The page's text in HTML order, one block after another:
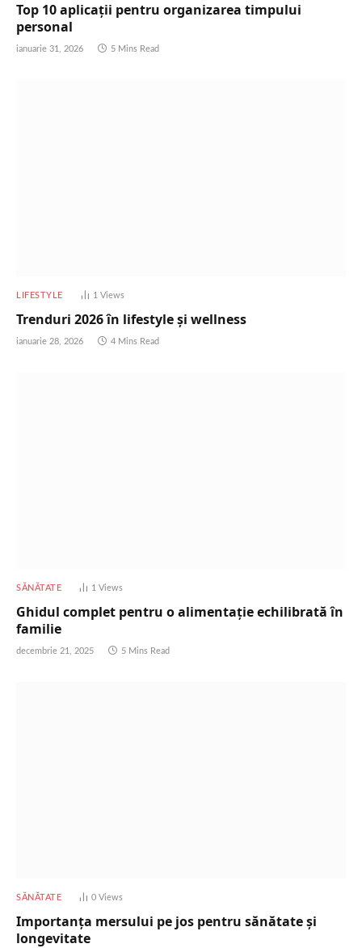
Top 10 aplicații pentru organizarea timpului
personal
ianuarie 31, 2026 5 Mins Read
LIFESTYLE 1 Views
Trenduri 2026 în lifestyle și wellness
ianuarie 28, 2026 4 Mins Read
SĂNĂTATE 1Views
Ghidul complet pentru o alimentație echilibrată în
familie
decembrie 21, 2025 5 Mins Read
SĂNĂTATE 0Views
Importanța mersului pe jos pentru sănătate și
longevitate